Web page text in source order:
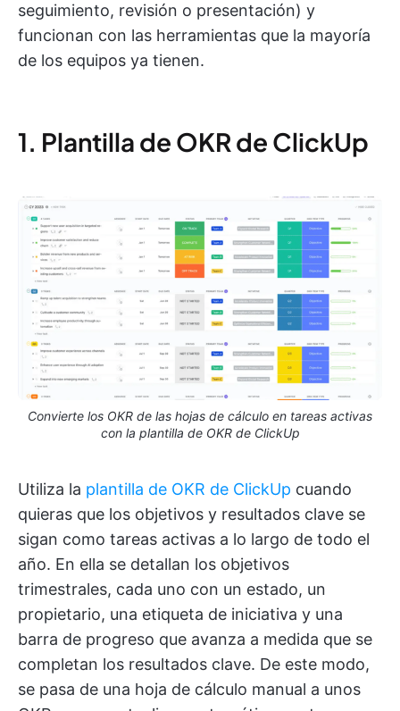
seguimiento, revisión o presentación) y
funcionan con las herramientas que la mayoría
de los equipos ya tienen.
1. Plantilla de OKR de ClickUp
Convierte los OKR de las hojas de cálculo en tareas activas
con la plantilla de OKR de ClickUp
Utiliza la plantilla de OKR de ClickUp cuando
quieras que los objetivos y resultados clave se
sigan como tareas activas a lo largo de todo el
año. En ella se detallan los objetivos
trimestrales, cada uno con un estado, un
propietario, una etiqueta de iniciativa y una
barra de progreso que avanza a medida que se
completan los resultados clave. De este modo,
se pasa de una hoja de cálculo manual a unos